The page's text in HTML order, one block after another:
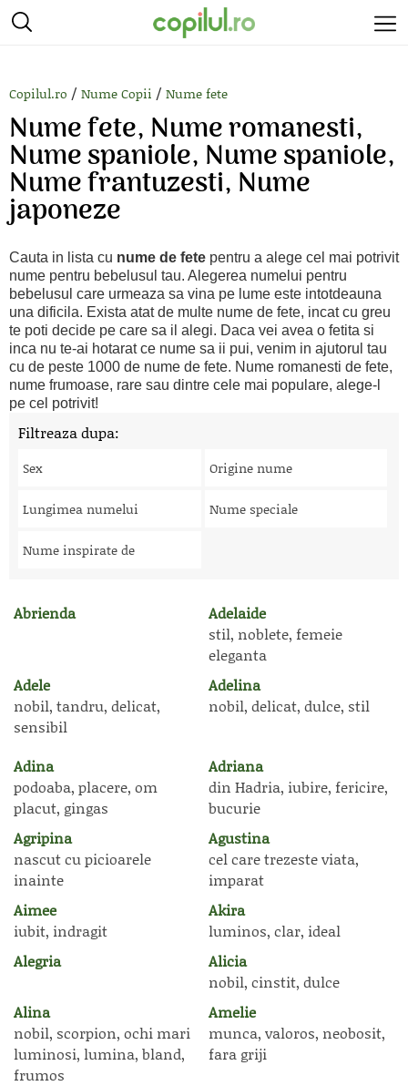
Copilul.ro / Nume Copii / Nume fete
Nume fete, Nume romanesti,
Nume spaniole, Nume spaniole,
Nume frantuzesti, Nume
japoneze
Cauta in lista cu nume de fete pentru a alege cel mai potrivit
nume pentru bebelusul tau. Alegerea numelui pentru
bebelusul care urmeaza sa vina pe lume este intotdeauna
una dificila. Exista atat de multe nume de fete, incat cu greu
te poti decide pe care sa il alegi. Daca vei avea o fetita si
inca nu te-ai hotarat ce nume sa ii pui, venim in ajutorul tau
cu de peste 1000 de nume de fete. Nume romanesti de fete,
nume frumoase, rare sau dintre cele mai populare, alege-l
pe cel potrivit!
Filtreaza dupa:
Sex Origine nume
Lungimea numelui Nume speciale
Nume inspirate de
Abrienda
Adelaide
stil, noblete, femeie
eleganta
Adele
nobil, tandru, delicat,
sensibil
Adelina
nobil, delicat, dulce, stil
Adina
podoaba, placere, om
placut, gingas
Adriana
din Hadria, iubire, fericire,
bucurie
Agripina
nascut cu picioarele
inainte
Agustina
cel care trezeste viata,
imparat
Aimee
iubit, indragit
Akira
luminos, clar, ideal
Alegria
Alicia
nobil, cinstit, dulce
Alina
nobil, scorpion, ochi mari
luminosi, lumina, bland,
frumos
Amelie
munca, valoros, neobosit,
fara griji